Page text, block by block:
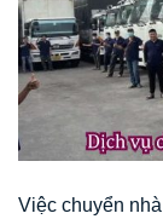
Việc chuyển